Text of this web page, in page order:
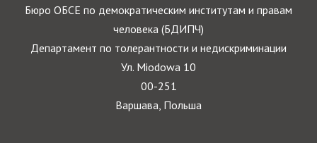
Бюро ОБСЕ по демократическим институтам и правам
человека (БДИПЧ)
Департамент по толерантности и недискриминации
Ул. Miodowa 10
00-251
Варшава, Польша